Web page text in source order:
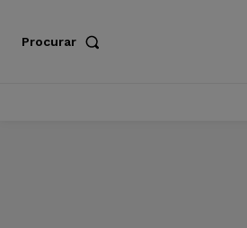
Procurar